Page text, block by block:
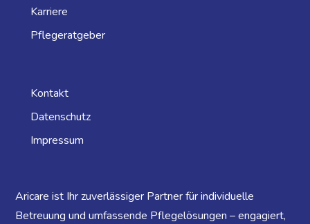
Karriere
Pflegeratgeber
Kontakt
Datenschutz
Impressum
Aricare ist Ihr zuverlässiger Partner für individuelle
Betreuung und umfassende Pflegelösungen – engagiert,